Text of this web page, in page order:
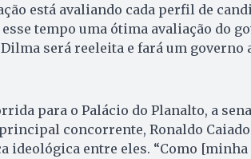
está avaliando cada perfil de
tempo uma ótima avaliação do
será reeleita e fará um governo
para o Palácio do Planalto, a
concorrente, Ronaldo Caiado
ideológica entre eles. “Como [minha